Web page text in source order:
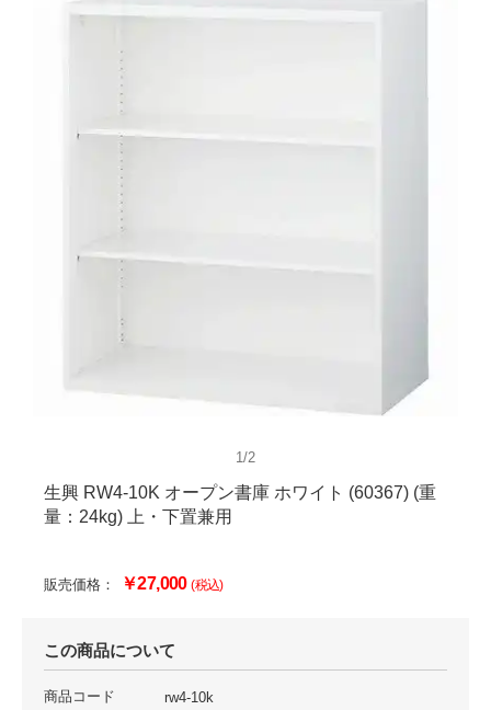
1/2
生興 RW4-10K オープン書庫 ホワイト (60367) (重
量：24kg) 上・下置兼用
販売価格： ￥27,000(税込)
この商品について
商品コード
rw4-10k